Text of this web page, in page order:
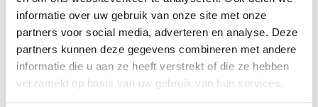
informatie over uw gebruik van onze site met onze
partners voor social media, adverteren en analyse. Deze
partners kunnen deze gegevens combineren met andere
informatie die u aan ze heeft verstrekt of die ze hebben
verzameld op basis van uw gebruik van hun services.
1
Levering in België